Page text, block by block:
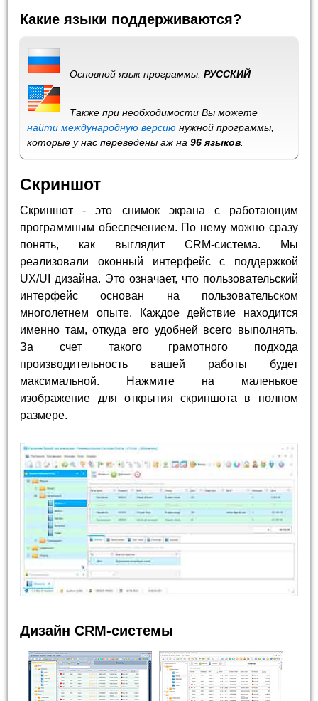
Какие языки поддерживаются?
Основной язык программы:РУССКИЙ
Также при необходимости Вы можете
найти международную версию нужной программы,
которые у нас переведены аж на96 языков
Скриншот
Скриншот - это снимок экрана с работающим
программным обеспечением. По нему можно сразу
понять, как выглядит CRM-система. Мы
реализовали оконный интерфейс с поддержкой
UX/UI дизайна. Это означает, что пользовательский
интерфейс основан на пользовательском
многолетнем опыте. Каждое действие находится
именно там, откуда его удобней всего выполнять.
За счет такого грамотного подхода
производительность вашей работы будет
максимальной. Нажмите на маленькое
изображение для открытия скриншота в полном
размере.
Дизайн CRM-системы